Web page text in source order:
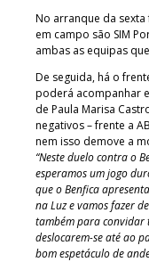
No arranque da
em campo são SIM
ambas as equipas
De seguida, há o
poderá acompanhar
de Paula Marisa
negativos – frente a
nem isso demove a
“Neste duelo contra o
esperamos um jogo
que o Benfica
na Luz e vamos fazer
também para convidar
deslocarem-se até ao
bom espetáculo de